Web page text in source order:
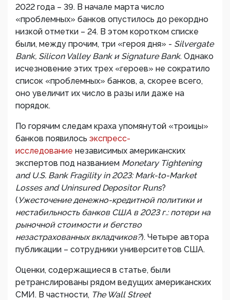
2022 года – 39. В начале марта число
«проблемных» банков опустилось до рекордно
низкой отметки – 24. В этом коротком списке
были, между прочим, три «героя дня» - Silvergate
Bank, Silicon Valley Bank и Signature Bank. Однако
исчезновение этих трех «героев» не сократило
список «проблемных» банков, а, скорее всего,
оно увеличит их число в разы или даже на
порядок.
По горячим следам краха упомянутой «троицы»
банков появилось экспресс-
исследование независимых американских
экспертов под названием Monetary Tightening
and U.S. Bank Fragility in 2023: Mark-to-Market
Losses and Uninsured Depositor Runs?
(Ужесточение денежно-кредитной политики и
нестабильность банков США в 2023 г.: потери на
рыночной стоимости и бегство
незастрахованных вкладчиков?). Четыре автора
публикации – сотрудники университетов США.
Оценки, содержащиеся в статье, были
ретранслированы рядом ведущих американских
СМИ. В частности, The Wall Street